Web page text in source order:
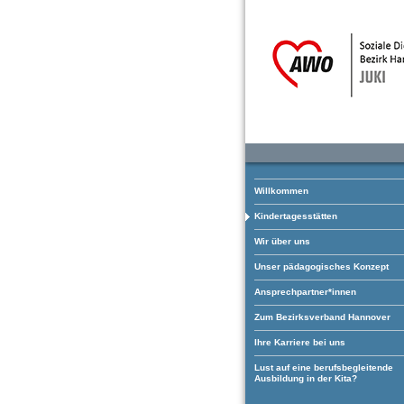
Willkommen
Kindertagesstätten
Wir über uns
Unser pädagogisches Konzept
Ansprechpartner*innen
Zum Bezirksverband Hannover
Ihre Karriere bei uns
Lust auf eine berufsbegleitende
Ausbildung in der Kita?